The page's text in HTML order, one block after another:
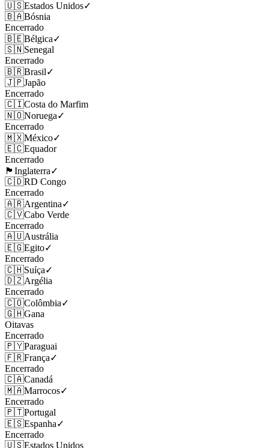
🇺🇸Estados Unidos✓
🇧🇦Bósnia
Encerrado
🇧🇪Bélgica✓
🇸🇳Senegal
Encerrado
🇧🇷Brasil✓
🇯🇵Japão
Encerrado
🇨🇮Costa do Marfim
🇳🇴Noruega✓
Encerrado
🇲🇽México✓
🇪🇨Equador
Encerrado
🏴󠁧󠁢󠁥󠁮󠁧󠁿 Inglaterra✓
🇨🇩RD Congo
Encerrado
🇦🇷Argentina✓
🇨🇻Cabo Verde
Encerrado
🇦🇺Austrália
🇪🇬Egito✓
Encerrado
🇨🇭Suíça✓
🇩🇿Argélia
Encerrado
🇨🇴Colômbia✓
🇬🇭Gana
Oitavas
Encerrado
🇵🇾Paraguai
🇫🇷França✓
Encerrado
🇨🇦Canadá
🇲🇦Marrocos✓
Encerrado
🇵🇹Portugal
🇪🇸Espanha✓
Encerrado
🇺🇸Estados Unidos